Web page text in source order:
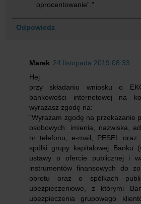
oprocentowanie”."
Odpowiedz
Marek 24 listopada 2019 08:33
Hej
przy składaniu wniosku o
bankowości internetowej na
wyrażasz zgodę na:
"Wyrażam zgodę na przekazanie
osobowych: imienia, nazwiska,
nr telefonu, e-mail, PESEL oraz
spółki grupy kapitałowej Banku
ustawy o ofercie publicznej i
instrumentów finansowych do
obrotu oraz o spółkach
ubezpieczeniowe, z którymi
ubezpieczenia grupowego